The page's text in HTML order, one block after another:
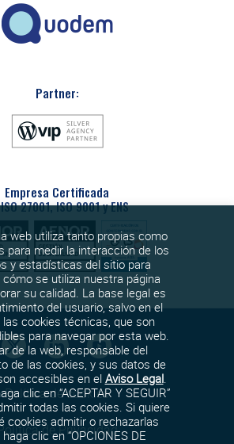
Partner:
Empresa Certificada
27001, ISO 9001 y ENS
Política de cookies
de Privacidad
web utiliza tanto propias como
para medir la interacción de los
y estadísticas del sitio para
se utiliza nuestra página
su calidad. La base legal es
del usuario, salvo en el
cookies técnicas, que son
para navegar por esta web.
de la web, responsable del
de las cookies, y sus datos de
accesibles en el Aviso Legal.
clic en “ACEPTAR Y SEGUIR”
todas las cookies. Si quiere
cookies admitir o rechazarlas
clic en “OPCIONES DE